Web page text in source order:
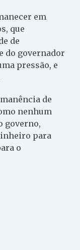
em
que
de
do governador
pressão, e
de
nenhum
governo,
para
o